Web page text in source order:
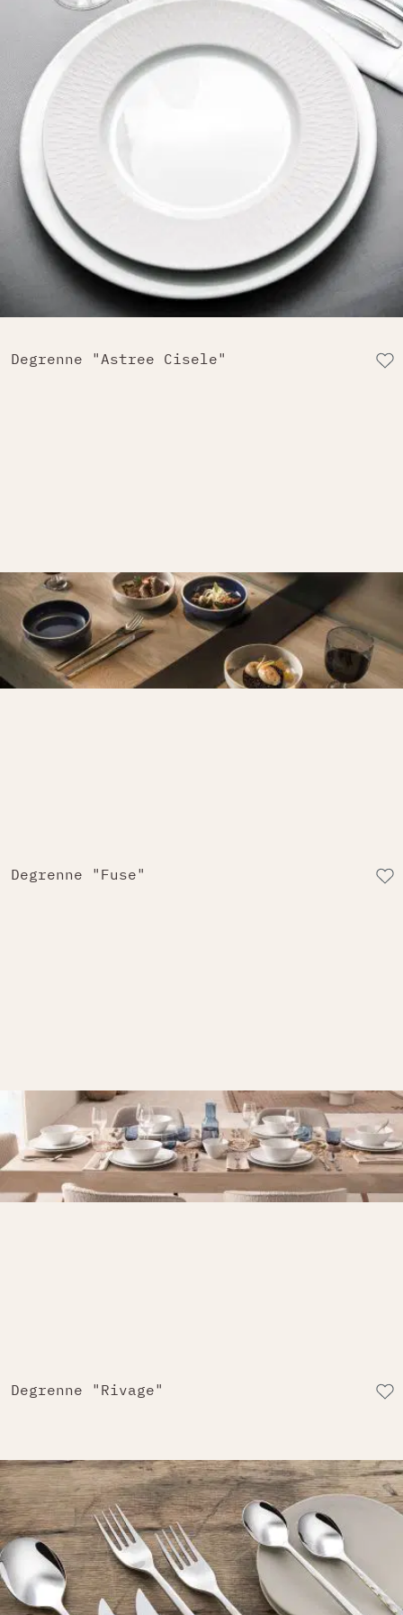
Degrenne "Astree Cisele"
Degrenne "Fuse"
Degrenne "Rivage"